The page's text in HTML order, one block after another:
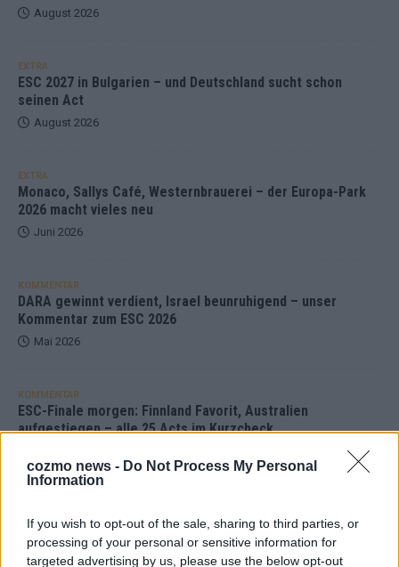
cozmo news - Do Not Process My Personal
Information
If you wish to opt-out of the sale, sharing to third parties, or
processing of your personal or sensitive information for
targeted advertising by us, please use the below opt-out
August 2026
EXTRA
ESC 2027 in Bulgarien – und Deutschland sucht schon
seinen Act
August 2026
EXTRA
Monaco, Sallys Café, Westernbrauerei – der Europa-Park
2026 macht vieles neu
Juni 2026
KOMMENTAR
DARA gewinnt verdient, Israel beunruhigend – unser
Kommentar zum ESC 2026
Mai 2026
KOMMENTAR
ESC-Finale morgen: Finnland Favorit, Australien
aufgestiegen – alle 25 Acts im Kurzcheck
JJ hat den Abend gerettet – der Rest des ESC-Halbfinales
war solide, aber kein Feuerwerk
Mai 2026